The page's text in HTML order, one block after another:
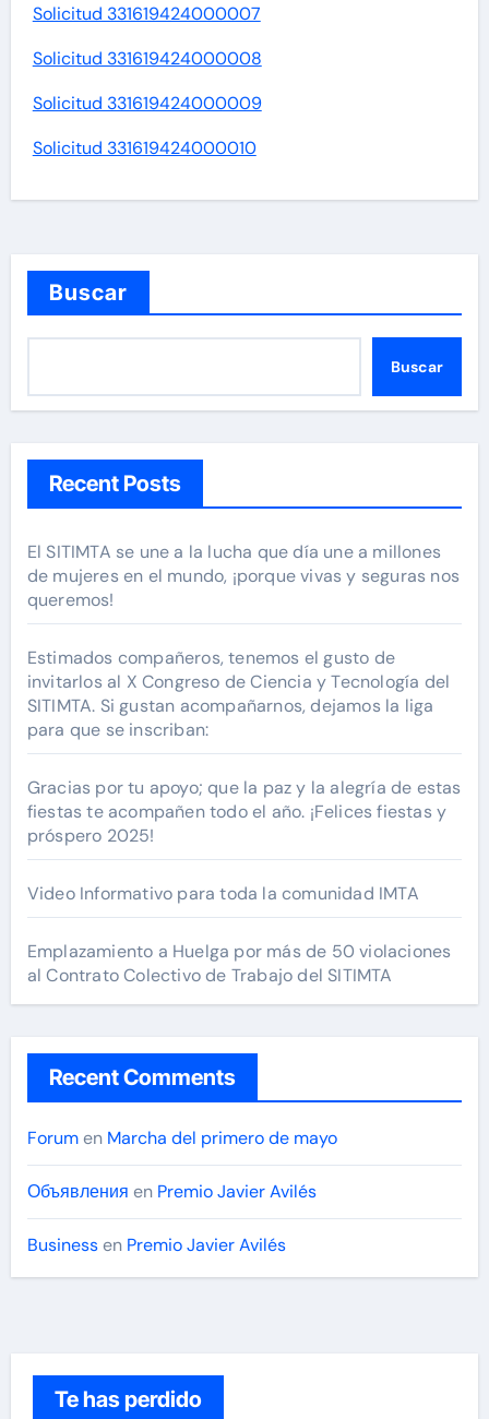
Solicitud 331619424000007
Solicitud 331619424000008
Solicitud 331619424000009
Solicitud 331619424000010
Buscar
Buscar
Recent Posts
El SITIMTA se une a la lucha que día une a millones
de mujeres en el mundo, ¡porque vivas y seguras nos
queremos!
Estimados compañeros, tenemos el gusto de
invitarlos al X Congreso de Ciencia y Tecnología del
SITIMTA. Si gustan acompañarnos, dejamos la liga
para que se inscriban:
Gracias por tu apoyo; que la paz y la alegría de estas
fiestas te acompañen todo el año. ¡Felices fiestas y
próspero 2025!
Video Informativo para toda la comunidad IMTA
Emplazamiento a Huelga por más de 50 violaciones
al Contrato Colectivo de Trabajo del SITIMTA
Recent Comments
Forumen Marcha del primero de mayo
Объявления en Premio Javier Avilés
Businessen Premio Javier Avilés
Te has perdido